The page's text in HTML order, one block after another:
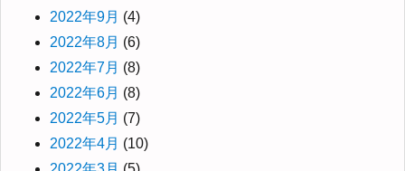
2022年9月 (4)
2022年8月 (6)
2022年7月 (8)
2022年6月 (8)
2022年5月 (7)
2022年4月 (10)